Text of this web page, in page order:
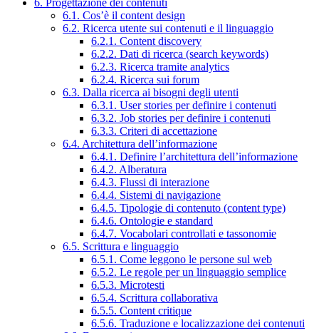
6.1. Cos’è il content design
6.2. Ricerca utente sui contenuti e il linguaggio
6.2.1. Content discovery
6.2.2. Dati di ricerca (search keywords)
6.2.3. Ricerca tramite analytics
6.2.4. Ricerca sui forum
6.3. Dalla ricerca ai bisogni degli utenti
6.3.1. User stories per definire i contenuti
6.3.2. Job stories per definire i contenuti
6.3.3. Criteri di accettazione
6.4. Architettura dell’informazione
6.4.1. Definire l’architettura dell’informazione
6.4.2. Alberatura
6.4.3. Flussi di interazione
6.4.4. Sistemi di navigazione
6.4.5. Tipologie di contenuto (content type)
6.4.6. Ontologie e standard
6.4.7. Vocabolari controllati e tassonomie
6.5. Scrittura e linguaggio
6.5.1. Come leggono le persone sul web
6.5.2. Le regole per un linguaggio semplice
6.5.3. Microtesti
6.5.4. Scrittura collaborativa
6.5.5. Content critique
6.5.6. Traduzione e localizzazione dei contenuti